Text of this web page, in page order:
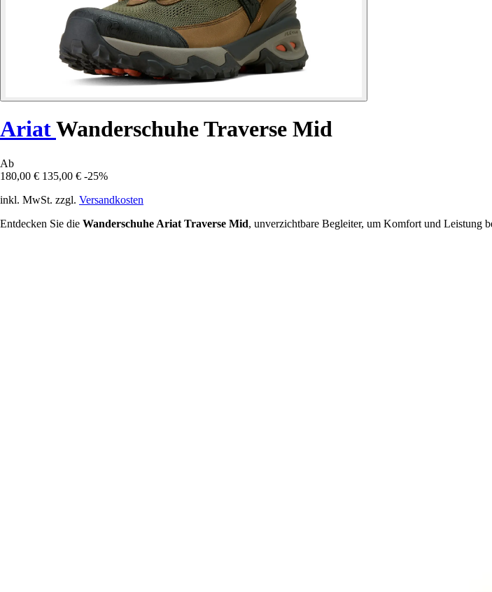
AriatWanderschuhe Traverse Mid
Ab
180,00 € 135,00 € -25%
inkl. MwSt. zzgl. Versandkosten
Entdecken Sie die Wanderschuhe Ariat Traverse Mid, unverzichtbare Begleiter, um Komfort und Leistung